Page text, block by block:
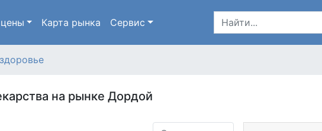
Карта рынка Сервис
на рынке Дордой